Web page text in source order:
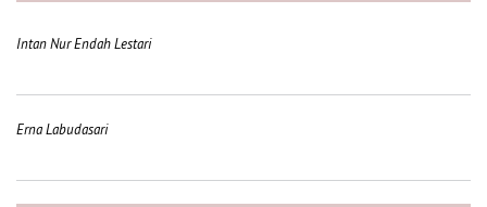
Intan Nur Endah Lestari
Erna Labudasari